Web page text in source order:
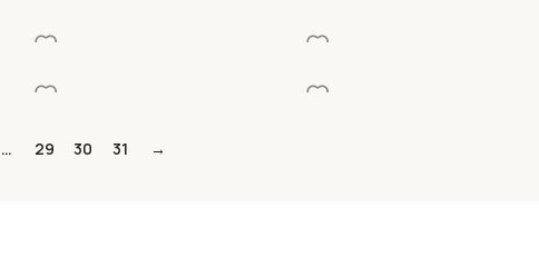
Killer Hamurlar & Kalıp Zeka Oyunları
Killer Hamurlar & Kalıp
Killer Hamurlar & Kalıp
Killer Hamurlar & Kalıp
… 29 30 31 →